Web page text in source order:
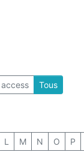
Tous
L M N O P